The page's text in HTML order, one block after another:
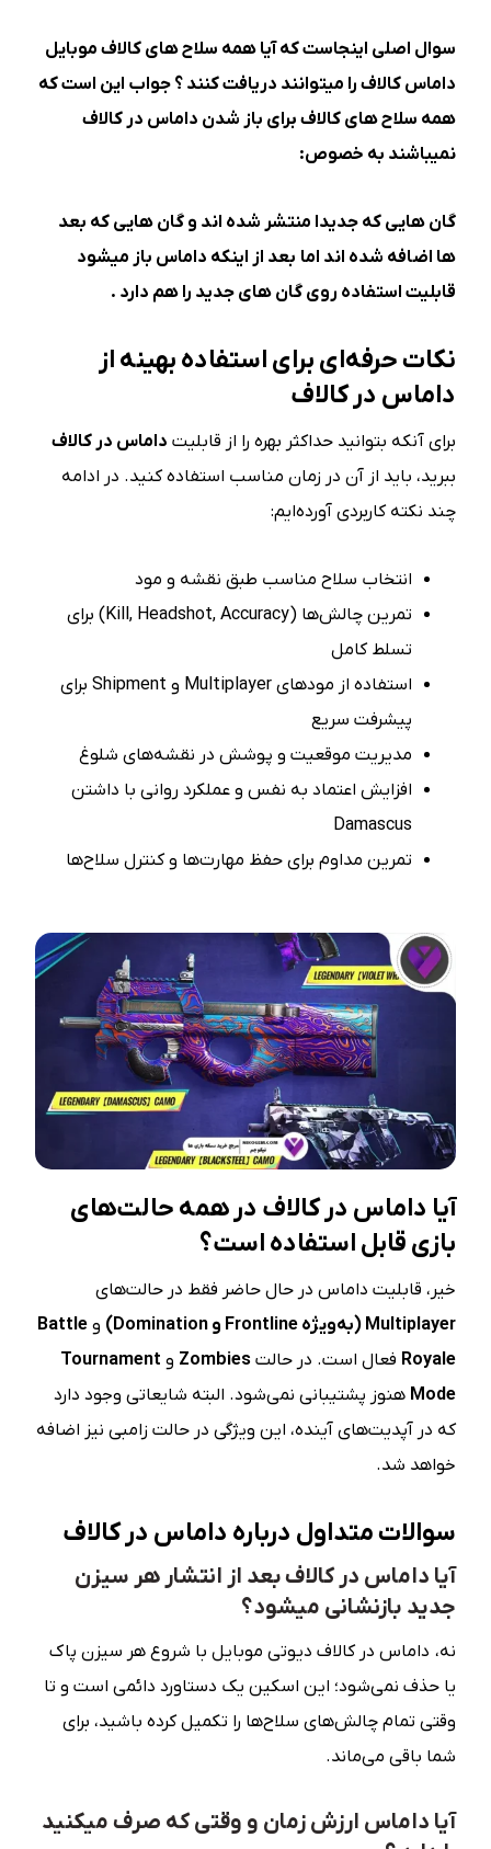
سوال اصلی اینجاست که آیا همه سلاح های کالاف موبایل
داماس کالاف را میتوانند دریافت کنند ؟ جواب این است که
همه سلاح های کالاف برای باز شدن داماس در کالاف
نمیباشند به خصوص:
گان هایی که جدیدا منتشر شده اند و گان هایی که بعد
ها اضافه شده اند اما بعد از اینکه داماس باز میشود
قابلیت استفاده روی گان های جدید را هم دارد .
نکات حرفه‌ای برای استفاده بهینه از
داماس در کالاف
برای آنکه بتوانید حداکثر بهره را از قابلیت داماس در کالاف
ببرید، باید از آن در زمان مناسب استفاده کنید. در ادامه
چند نکته کاربردی آورده‌ایم:
انتخاب سلاح مناسب طبق نقشه و مود
تمرین چالش‌ها (Kill, Headshot, Accuracy) برای
تسلط کامل
استفاده از مودهای Multiplayer و Shipment برای
پیشرفت سریع
مدیریت موقعیت و پوشش در نقشه‌های شلوغ
افزایش اعتماد به نفس و عملکرد روانی با داشتن
Damascus
تمرین مداوم برای حفظ مهارت‌ها و کنترل سلاح‌ها
آیا داماس در کالاف در همه حالت‌های
بازی قابل استفاده است؟
خیر، قابلیت داماس در حال حاضر فقط در حالت‌های
Multiplayer ( به‌ویژه Frontline و Domination) وBattle
Royale فعال است. در حالتZombies و Tournament
Mode هنوز پشتیبانی نمی‌شود. البته شایعاتی وجود دارد
که در آپدیت‌های آینده، این ویژگی در حالت زامبی نیز اضافه
خواهد شد.
سوالات متداول درباره داماس در کالاف
آیا داماس در کالاف بعد از انتشار هر سیزن
جدید بازنشانی میشود؟
نه، داماس در کالاف دیوتی موبایل با شروع هر سیزن پاک
یا حذف نمی‌شود؛ این اسکین یک دستاورد دائمی است و تا
وقتی تمام چالش‌های سلاح‌ها را تکمیل کرده باشید، برای
شما باقی می‌ماند.
آیا داماس ارزش زمان و وقتی که صرف میکنید